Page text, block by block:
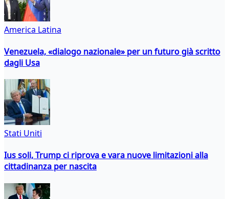
America Latina
Venezuela, «dialogo nazionale» per un futuro già scritto
dagli Usa
Stati Uniti
Ius soli, Trump ci riprova e vara nuove limitazioni alla
cittadinanza per nascita